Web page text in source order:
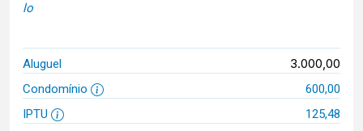
lo
Aluguel 3.000,00
Condomínio
600,00
IPTU
125,48